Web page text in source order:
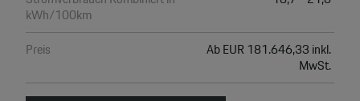
kWh/100km
Preis
Ab EUR 181.646,33 inkl.
MwSt.